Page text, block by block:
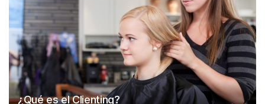
¿Qué es el Clienting?